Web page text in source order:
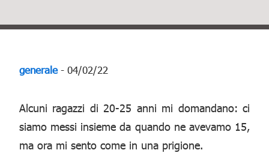
generale- 04/02/22
Alcuni ragazzi di 20-25 anni mi domandano: ci
siamo messi insieme da quando ne avevamo 15,
ma ora mi sento come in una prigione.